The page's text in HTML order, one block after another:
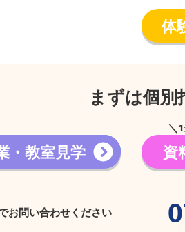
体
まずは個
＼
・教室見学 →
・教室見学
お問い合わせください